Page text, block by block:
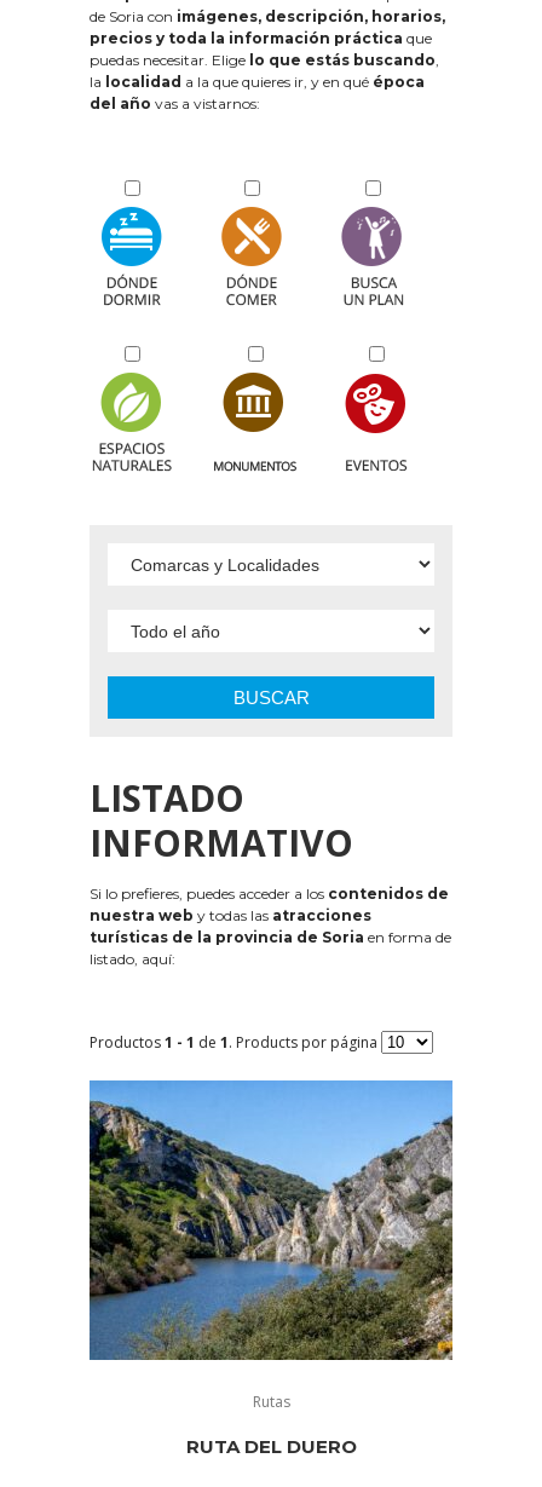
de Soria con imágenes, descripción, horarios,
precios y toda la información práctica que
puedas necesitar. Elige lo que estás buscando,
la localidad a la que quieres ir, y en qué época
del año vas a vistarnos:
BUSCAR
LISTADO
INFORMATIVO
Si lo prefieres, puedes acceder a los contenidos de
nuestra web y todas las atracciones
turísticas de la provincia de Soria en forma de
listado, aquí:
Productos1 - 1 de 1. Products por página
Rutas
RUTA DEL DUERO